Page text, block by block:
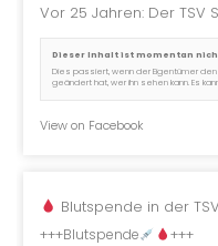
Vor 25 Jahren: Der TSV
Dieser Inhalt ist momentan
Dies passiert, wenn der Eigentümer
geändert hat, wer ihn sehen kann. Es
View on Facebook
Blutspende in der
+++Blutspende +++